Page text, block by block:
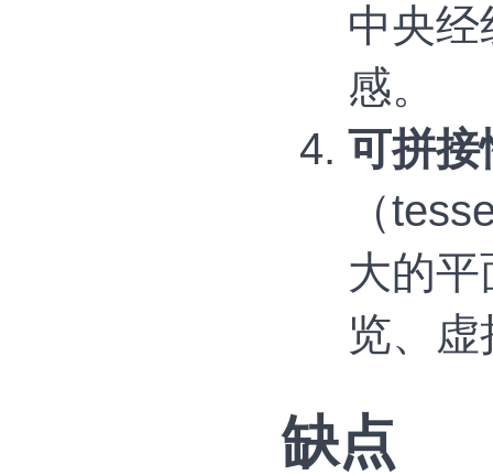
中央
感。
可拼接
（
大的
览、
缺点